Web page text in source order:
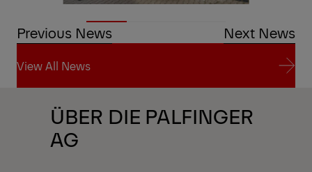
Previous News Next News
View All News
View All News
ÜBER DIE PALFINGER
AG